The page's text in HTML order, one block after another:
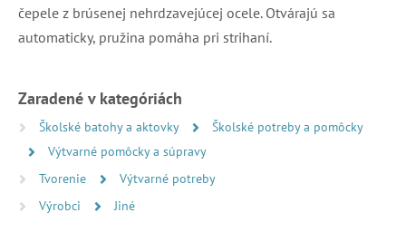
čepele z brúsenej nehrdzavejúcej ocele. Otvárajú sa
automaticky, pružina pomáha pri strihaní.
Zaradené v kategóriách
Školské batohy a aktovky
Školské potreby a pomôcky
Výtvarné pomôcky a súpravy
Tvorenie
Výtvarné potreby
Výrobci
Jiné